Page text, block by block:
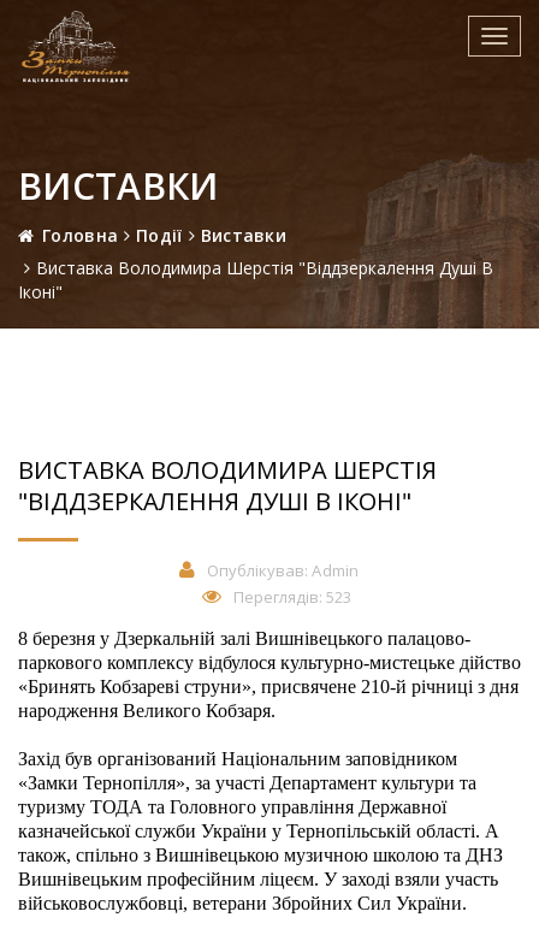
ВИСТАВКИ
Головна Події
Виставки
Виставка Володимира Шерстія "Віддзеркалення Душі В
Іконі"
ВИСТАВКА ВОЛОДИМИРА ШЕРСТІЯ
"ВІДДЗЕРКАЛЕННЯ ДУШІ В ІКОНІ"
Опублікував:Admin
Переглядів: 523
8 березня у Дзеркальній залі Вишнівецького палацово-
паркового комплексу відбулося культурно-мистецьке дійство
«Бринять Кобзареві струни», присвячене 210-й річниці з дня
народження Великого Кобзаря.
Захід був організований Національним заповідником
«Замки Тернопілля», за участі Департамент культури та
туризму ТОДА та Головного управління Державної
казначейської служби України у Тернопільській області. А
також, спільно з Вишнівецькою музичною школою та ДНЗ
Вишнівецьким професійним ліцеєм. У заході взяли участь
військовослужбовці, ветерани Збройних Сил України.